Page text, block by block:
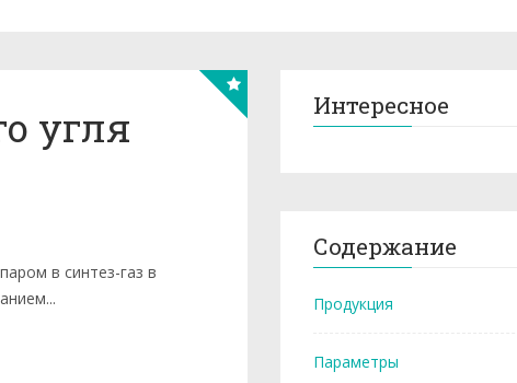
угля
в синтез-газ в
Интересное
Содержание
Продукция
Параметры